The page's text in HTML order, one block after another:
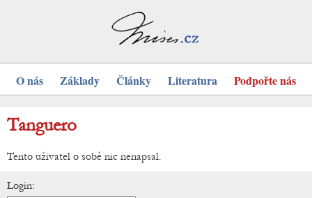
O nás Základy Články Literatura Podpořte nás
Tanguero
Tento uživatel o sobě nic nenapsal.
Login: